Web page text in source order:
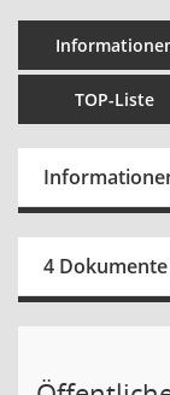
TOP-Liste
4 Dokumente